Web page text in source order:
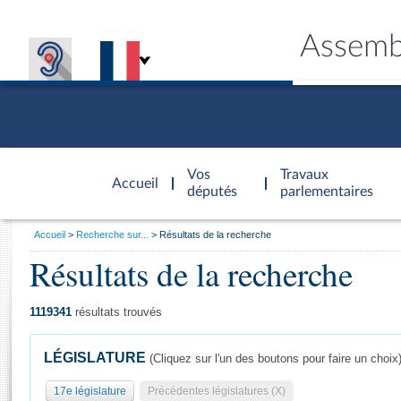
Accueil
d'accueil
Vos
députés
Travaux
parlementaires
Général
Vous
Accueil Recherche sur... Résultats de la recherche
Résultats de la recherche
1119341 résultats trouvés
LÉGISLATURE (Cliquez sur l'un des boutons pour faire un choix)
17e législature Précédentes législatures (X)